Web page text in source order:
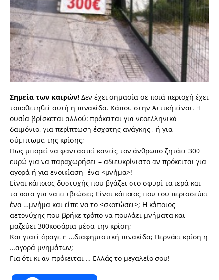
Σημεία των καιρών! Δεν έχει σημασία σε ποιά περιοχή έχει
τοποθετηθεί αυτή η πινακίδα. Κάπου στην Αττική είναι. Η
ουσία βρίσκεται αλλού: πρόκειται για νεοελληνικό
δαιμόνιο, για περίπτωση έσχατης ανάγκης , ή για
σύμπτωμα της κρίσης;
Πως μπορεί να φανταστεί κανείς τον άνθρωπο ζητάει 300
ευρώ για να παραχωρήσει – αδιευκρίνιστο αν πρόκειται για
αγορά ή για ενοικίαση- ένα <μνήμα>!
Είναι κάποιος δυστυχής που βγάζει στο σφυρί τα ιερά και
τα όσια για να επιβιώσει; Είναι κάποιος που του περισσεύει
ένα …μνήμα και είπε να το <σκοτώσει>; Η κάποιος
αετονύχης που βρήκε τρόπο να πουλάει μνήματα και
μαζεύει 300κοσάρια μέσα την κρίση;
Και γιατί άραγε η …διαφημιστική πινακίδα; Περνάει κρίση η
…αγορά μνημάτων;
Για ότι κι αν πρόκειται … Ελλάς το μεγαλείο σου!